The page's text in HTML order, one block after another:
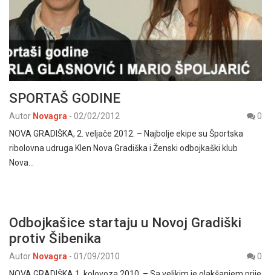
SPORTAŠ GODINE
Autor Novagra - 02/02/2012
0
NOVA GRADIŠKA, 2. veljače 2012. – Najbolje ekipe su Športska
ribolovna udruga Klen Nova Gradiška i Ženski odbojkaški klub
Nova…
Odbojkašice startaju u Novoj Gradiški
protiv Šibenika
Autor Novagra - 01/09/2010
0